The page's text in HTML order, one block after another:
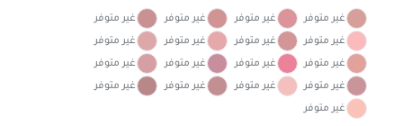
غير متوفر غير متوفر غير متوفر غير متوفر
غير متوفر غير متوفر غير متوفر غير متوفر
غير متوفر غير متوفر غير متوفر غير متوفر
غير متوفر غير متوفر غير متوفر غير متوفر
غير متوفر